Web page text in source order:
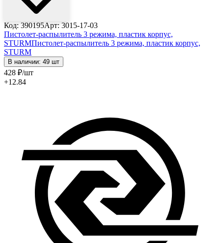
Код: 390195Арт: 3015-17-03
Пистолет-распылитель 3 режима, пластик корпус,
STURMПистолет-распылитель 3 режима, пластик корпус,
STURM
В наличии: 49 шт
428 ₽/шт
+12.84